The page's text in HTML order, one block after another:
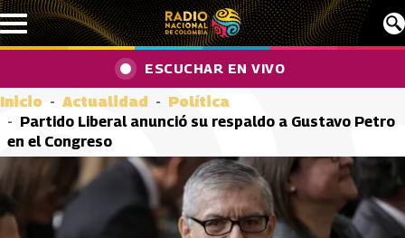
Pasar al contenido principal
ESCUCHAR EN VIVO
Inicio Actualidad
Política
Partido Liberal anunció su respaldo a Gustavo Petro
en el Congreso